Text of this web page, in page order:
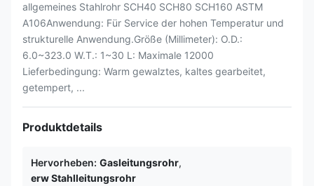
allgemeines Stahlrohr SCH40 SCH80 SCH160 ASTM
A106Anwendung: Für Service der hohen Temperatur und
strukturelle Anwendung.Größe (Millimeter): O.D.:
6.0~323.0 W.T.: 1~30 L: Maximale 12000
Lieferbedingung: Warm gewalztes, kaltes gearbeitet,
getempert, ...
Produktdetails
Hervorheben: Gasleitungsrohr,
erw Stahlleitungsrohr